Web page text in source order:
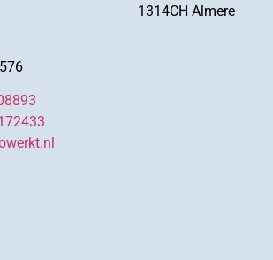
4 1314CH Almere